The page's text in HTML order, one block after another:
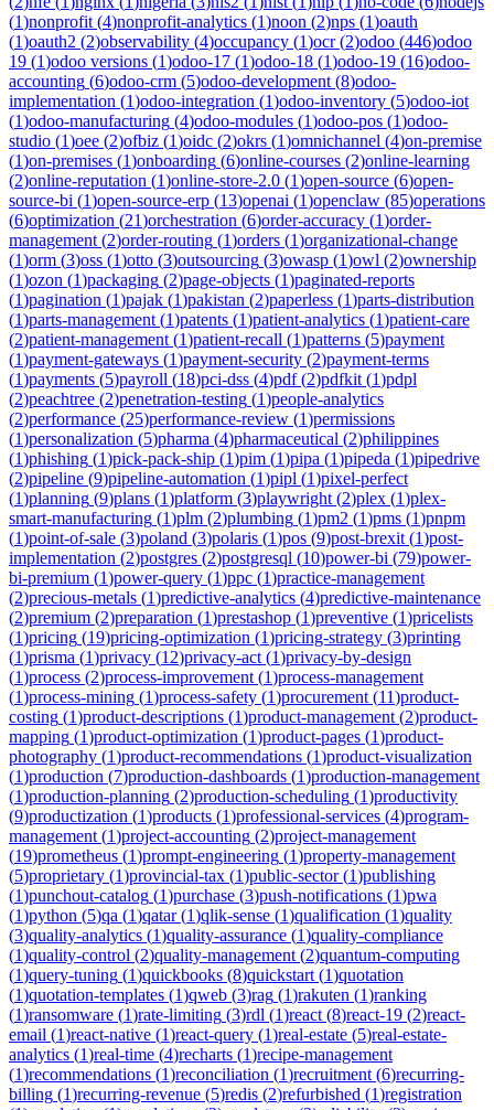
(1)nonprofit (4)nonprofit-analytics (1)noon (2)nps (1)oauth
(1)oauth2 (2)observability (4)occupancy (1)ocr(2)odoo (446)odoo
19 (1)odoo versions (1)odoo-17 (1)odoo-18 (1)odoo-19 (16)odoo-
accounting (6)odoo-crm (5)odoo-development (8)odoo-
implementation (1)odoo-integration (1)odoo-inventory (5)odoo-iot
(1)odoo-manufacturing (4)odoo-modules (1)odoo-pos (1)odoo-
studio (1)oee (2)ofbiz (1)oidc (2)okrs (1)omnichannel (4)on-premise
(1)on-premises (1)onboarding (6)online-courses (2)online-learning
(2)online-reputation (1)online-store-2.0 (1)open-source (6)open-
source-bi (1)open-source-erp (13)openai (1)openclaw (85)operations
(6)optimization (21)orchestration (6)order-accuracy (1)order-
management (2)order-routing (1)orders (1)organizational-change
(1)orm (3)oss (1)otto (3)outsourcing (3)owasp (1)owl (2)ownership
(1)ozon (1)packaging (2)page-objects (1)paginated-reports
(1)pagination (1)pajak (1)pakistan (2)paperless (1)parts-distribution
(1)parts-management (1)patents (1)patient-analytics (1)patient-care
(2)patient-management (1)patient-recall (1)patterns (5)payment
(1)payment-gateways (1)payment-security (2)payment-terms
(1)payments (5)payroll (18)pci-dss (4)pdf(2)pdfkit (1)pdpl
(2)peachtree (2)penetration-testing (1)people-analytics
(2)performance (25)performance-review (1)permissions
(1)personalization (5)pharma (4)pharmaceutical (2)philippines
(1)phishing (1)pick-pack-ship (1)pim (1)pipa (1)pipeda (1)pipedrive
(2)pipeline (9)pipeline-automation (1)pipl (1)pixel-perfect
(1)planning (9)plans (1)platform (3)playwright (2)plex (1)plex-
smart-manufacturing (1)plm (2)plumbing (1)pm2 (1)pms (1)pnpm
(1)point-of-sale (3)poland (3)polaris (1)pos (9)post-brexit (1)post-
implementation (2)postgres (2)postgresql (10)power-bi (79)power-
bi-premium (1)power-query (1)ppc (1)practice-management
(2)precious-metals (1)predictive-analytics (4)predictive-maintenance
(2)premium (2)preparation (1)prestashop (1)preventive (1)pricelists
(1)pricing (19)pricing-optimization (1)pricing-strategy (3)printing
(1)prisma (1)privacy (12)privacy-act (1)privacy-by-design
(1)process (2)process-improvement (1)process-management
(1)process-mining (1)process-safety (1)procurement (11)product-
costing (1)product-descriptions (1)product-management (2)product-
mapping (1)product-optimization (1)product-pages (1)product-
photography (1)product-recommendations (1)product-visualization
(1)production (7)production-dashboards (1)production-management
(1)production-planning (2)production-scheduling (1)productivity
(9)productization (1)products (1)professional-services (4)program-
management (1)project-accounting (2)project-management
(19)prometheus (1)prompt-engineering (1)property-management
(5)proprietary (1)provincial-tax (1)public-sector(1)publishing
(1)punchout-catalog (1)purchase (3)push-notifications (1)pwa
(1)python (5)qa (1)qatar(1)qlik-sense (1)qualification (1)quality
(3)quality-analytics (1)quality-assurance (1)quality-compliance
(1)quality-control (2)quality-management (2)quantum-computing
(1)query-tuning (1)quickbooks (8)quickstart (1)quotation
(1)quotation-templates (1)qweb (3)rag (1)rakuten (1)ranking
(1)ransomware (1)rate-limiting (3)rdl (1)react (8)react-19 (2)react-
email (1)react-native (1)react-query (1)real-estate (5)real-estate-
analytics (1)real-time (4)recharts (1)recipe-management
(1)recommendations (1)reconciliation (1)recruitment (6)recurring-
billing (1)recurring-revenue (5)redis (2)refurbished (1)registration